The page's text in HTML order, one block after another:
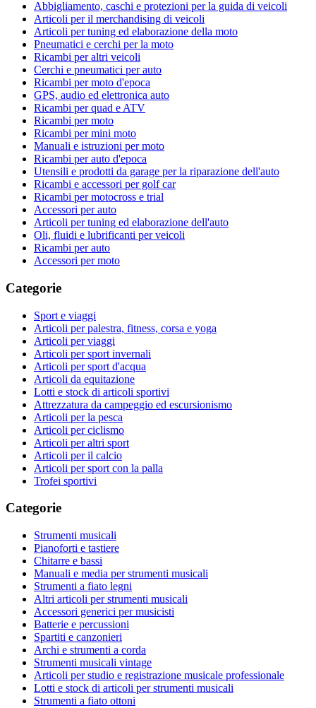
Abbigliamento, caschi e protezioni per la guida di veicoli
Articoli per il merchandising di veicoli
Articoli per tuning ed elaborazione della moto
Pneumatici e cerchi per la moto
Ricambi per altri veicoli
Cerchi e pneumatici per auto
Ricambi per moto d'epoca
GPS, audio ed elettronica auto
Ricambi per quad e ATV
Ricambi per moto
Ricambi per mini moto
Manuali e istruzioni per moto
Ricambi per auto d'epoca
Utensili e prodotti da garage per la riparazione dell'auto
Ricambi e accessori per golf car
Ricambi per motocross e trial
Accessori per auto
Articoli per tuning ed elaborazione dell'auto
Oli, fluidi e lubrificanti per veicoli
Ricambi per auto
Accessori per moto
Categorie
Sport e viaggi
Articoli per palestra, fitness, corsa e yoga
Articoli per viaggi
Articoli per sport invernali
Articoli per sport d'acqua
Articoli da equitazione
Lotti e stock di articoli sportivi
Attrezzatura da campeggio ed escursionismo
Articoli per la pesca
Articoli per ciclismo
Articoli per altri sport
Articoli per il calcio
Articoli per sport con la palla
Trofei sportivi
Categorie
Strumenti musicali
Pianoforti e tastiere
Chitarre e bassi
Manuali e media per strumenti musicali
Strumenti a fiato legni
Altri articoli per strumenti musicali
Accessori generici per musicisti
Batterie e percussioni
Spartiti e canzonieri
Archi e strumenti a corda
Strumenti musicali vintage
Articoli per studio e registrazione musicale professionale
Lotti e stock di articoli per strumenti musicali
Strumenti a fiato ottoni